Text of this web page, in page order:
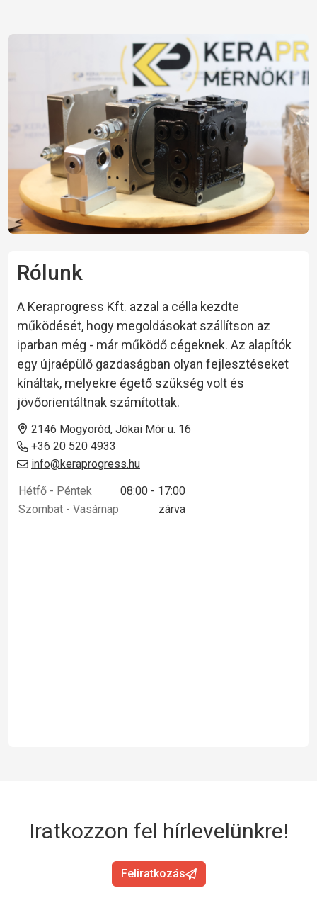
Rólunk
A Keraprogress Kft. azzal a célla kezdte
működését, hogy megoldásokat szállítson az
iparban még - már működő cégeknek. Az alapítók
egy újraépülő gazdaságban olyan fejlesztéseket
kínáltak, melyekre égető szükség volt és
jövőorientáltnak számítottak.
2146 Mogyoród, Jókai Mór u. 16
+36 20 520 4933
info@keraprogress.hu
Hétfő - Péntek
08:00 - 17:00
Szombat - Vasárnap
zárva
Iratkozzon fel hírlevelünkre!
Feliratkozás